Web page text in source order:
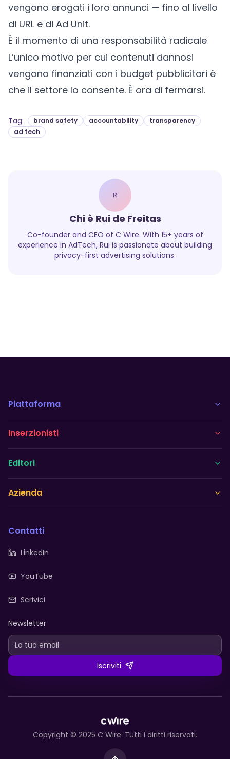
vengono erogati i loro annunci — fino al livello
di URL e di Ad Unit.
È il momento di una responsabilità radicale
L’unico motivo per cui contenuti dannosi
vengono finanziati con i budget pubblicitari è
che il settore lo consente. È ora di fermarsi.
Tag: brand safety accountability
transparency
ad tech
R
Chi è Rui de Freitas
Co-founder and CEO of C Wire. With 15+ years of
experience in AdTech, Rui is passionate about building
privacy-first advertising solutions.
Piattaforma
Inserzionisti
Editori
Azienda
Contatti
LinkedIn
YouTube
Scrivici
Newsletter
Iscriviti
Copyright © 2025 C Wire. Tutti i diritti riservati.